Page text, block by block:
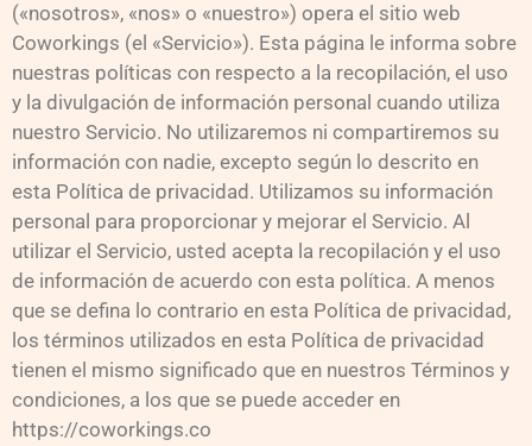
(«nosotros», «nos» o «nuestro») opera el sitio web
Coworkings (el «Servicio»). Esta página le informa sobre
nuestras políticas con respecto a la recopilación, el uso
y la divulgación de información personal cuando utiliza
nuestro Servicio. No utilizaremos ni compartiremos su
información con nadie, excepto según lo descrito en
esta Política de privacidad. Utilizamos su información
personal para proporcionar y mejorar el Servicio. Al
utilizar el Servicio, usted acepta la recopilación y el uso
de información de acuerdo con esta política. A menos
que se defina lo contrario en esta Política de privacidad,
los términos utilizados en esta Política de privacidad
tienen el mismo significado que en nuestros Términos y
condiciones, a los que se puede acceder en
https://coworkings.co